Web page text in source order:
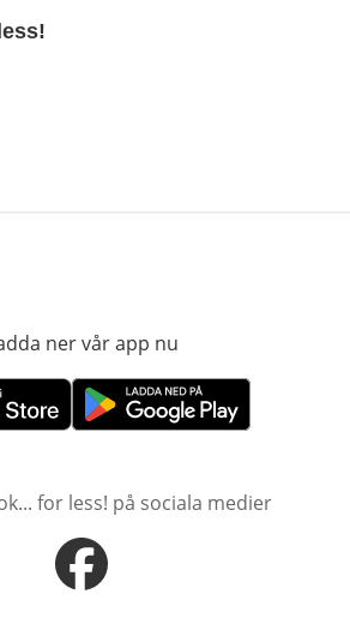
ner vår app nu
fönsteröppnas i nytt fönster
for less! på sociala medier
öppnas i nytt fönster